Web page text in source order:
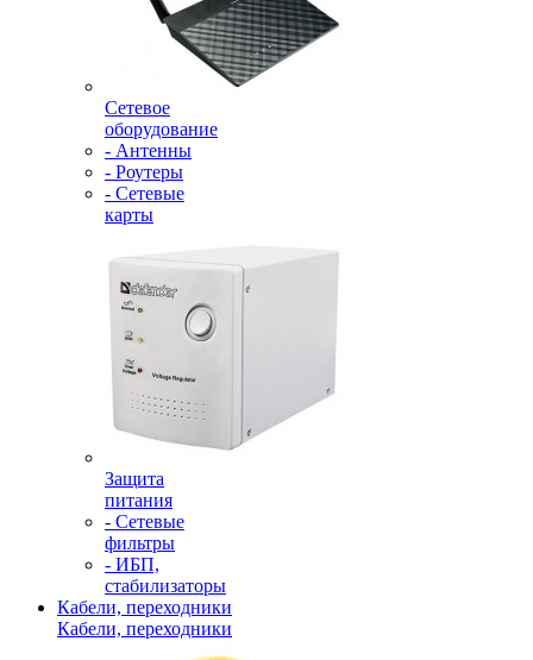
Сетевое
оборудование
- Антенны
- Роутеры
- Сетевые
карты
Защита
питания
- Сетевые
фильтры
- ИБП,
стабилизаторы
Кабели, переходники
Кабели, переходники